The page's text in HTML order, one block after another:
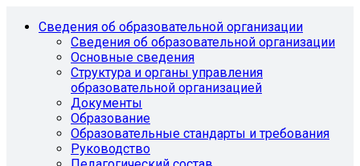
Сведения об образовательной организации
Сведения об образовательной организации
Основные сведения
Структура и органы управления
образовательной организацией
Документы
Образование
Образовательные стандарты и требования
Руководство